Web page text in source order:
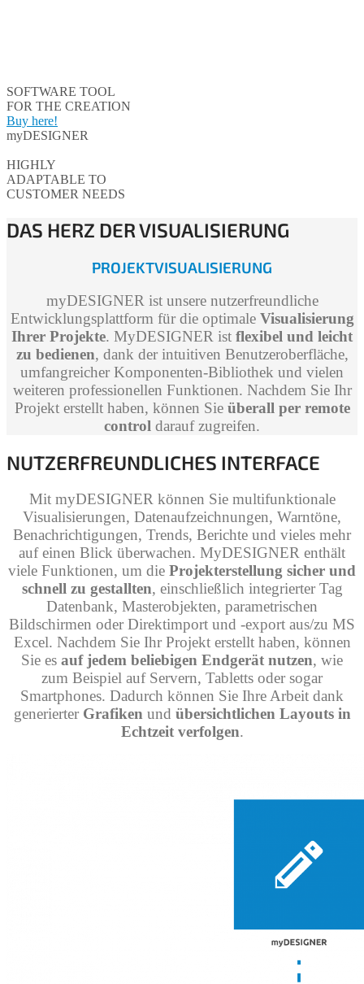
SOFTWARE TOOL
FOR THE CREATION
Buy here!
myDESIGNER
HIGHLY
ADAPTABLE TO
CUSTOMER NEEDS
DAS HERZ DER VISUALISIERUNG
PROJEKTVISUALISIERUNG
myDESIGNER ist unsere nutzerfreundliche
Entwicklungsplattform für die optimale Visualisierung
Ihrer Projekte. MyDESIGNER ist flexibel und leicht
zu bedienen, dank der intuitiven Benutzeroberfläche,
umfangreicher Komponenten-Bibliothek und vielen
weiteren professionellen Funktionen. Nachdem Sie Ihr
Projekt erstellt haben, können Sie überall per remote
control darauf zugreifen.
NUTZERFREUNDLICHES INTERFACE
Mit myDESIGNER können Sie multifunktionale
Visualisierungen, Datenaufzeichnungen, Warntöne,
Benachrichtigungen, Trends, Berichte und vieles mehr
auf einen Blick überwachen. MyDESIGNER enthält
viele Funktionen, um die Projekterstellung sicher und
schnell zu gestallten, einschließlich integrierter Tag
Datenbank, Masterobjekten, parametrischen
Bildschirmen oder Direktimport und -export aus/zu MS
Excel. Nachdem Sie Ihr Projekt erstellt haben, können
Sie es auf jedem beliebigen Endgerät nutzen, wie
zum Beispiel auf Servern, Tabletts oder sogar
Smartphones. Dadurch können Sie Ihre Arbeit dank
generierterGrafikenund übersichtlichen Layouts in
Echtzeit verfolgen.